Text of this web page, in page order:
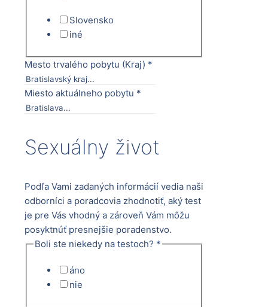
Slovensko
iné
Mesto trvalého pobytu (Kraj) *
Miesto aktuálneho pobytu *
Sexuálny život
Podľa Vami zadaných informácií vedia naši
odborníci a poradcovia zhodnotiť, aký test
je pre Vás vhodný a zároveň Vám môžu
posyktnúť presnejšie poradenstvo.
Boli ste niekedy na testoch? *
áno
nie